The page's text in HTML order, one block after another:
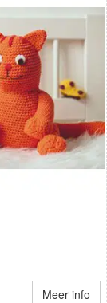
Meer info